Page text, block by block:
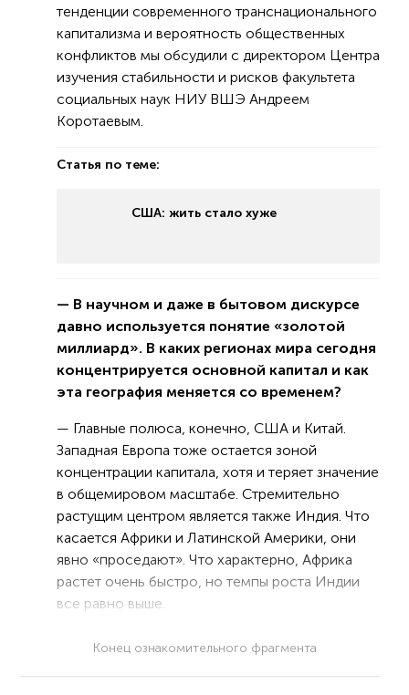
тенденции современного транснационального
капитализма и вероятность общественных
конфликтов мы обсудили с директором Центра
изучения стабильности и рисков факультета
социальных наук НИУ ВШЭ Андреем
Коротаевым.
Статья по теме:
США: жить стало хуже
— В научном и даже в бытовом дискурсе
давно используется понятие «золотой
миллиард». В каких регионах мира сегодня
концентрируется основной капитал и как
эта география меняется со временем?
— Главные полюса, конечно, США и Китай.
Западная Европа тоже остается зоной
концентрации капитала, хотя и теряет значение
в общемировом масштабе. Стремительно
растущим центром является также Индия. Что
касается Африки и Латинской Америки, они
явно «проседают». Что характерно, Африка
растет очень быстро, но темпы роста Индии
все равно выше.
Конец ознакомительного фрагмента